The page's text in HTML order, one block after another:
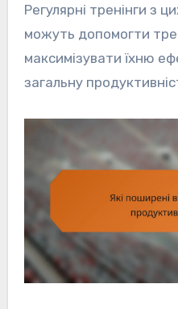
Регулярні тренінги з
можуть допомогти
максимізувати їхню
загальну